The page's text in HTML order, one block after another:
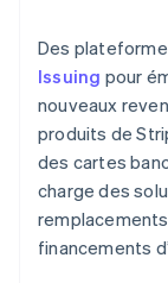
Des
Issuing pour
nouveaux
produits de
des cartes
charge des
financements